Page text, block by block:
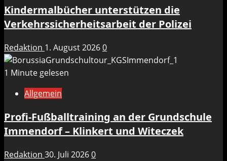
Kindermalbücher unterstützen die
Verkehrssicherheitsarbeit der Polizei
Redaktion 1. August 20260
1 Minute gelesen
Allgemein
Profi-Fußballtraining an der Grundschule
Immendorf – Klinkert und Witeczek
Redaktion 30. Juli 20260